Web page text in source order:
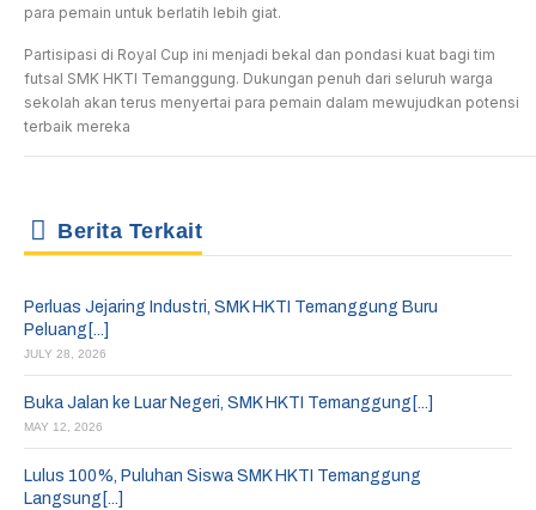
para pemain untuk berlatih lebih giat.
Partisipasi di Royal Cup ini menjadi bekal dan pondasi kuat bagi tim
futsal SMK HKTI Temanggung. Dukungan penuh dari seluruh warga
sekolah akan terus menyertai para pemain dalam mewujudkan potensi
terbaik mereka
Berita Terkait
Perluas Jejaring Industri, SMK HKTI Temanggung Buru
Peluang[...]
JULY 28, 2026
Buka Jalan ke Luar Negeri, SMK HKTI Temanggung[...]
MAY 12, 2026
Lulus 100%, Puluhan Siswa SMK HKTI Temanggung
Langsung[...]